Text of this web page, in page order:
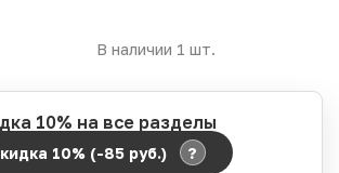
В наличии 1 шт.
10% на все разделы
10% (-85 руб.) ?